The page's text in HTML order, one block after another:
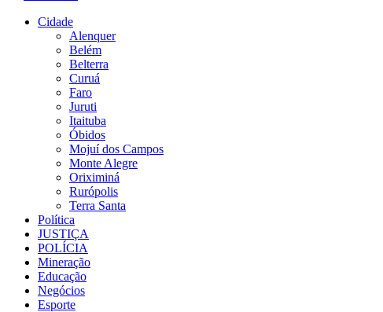
Cidade
Alenquer
Belém
Belterra
Curuá
Faro
Juruti
Itaituba
Óbidos
Mojuí dos Campos
Monte Alegre
Oriximiná
Rurópolis
Terra Santa
Política
JUSTIÇA
POLÍCIA
Mineração
Educação
Negócios
Esporte